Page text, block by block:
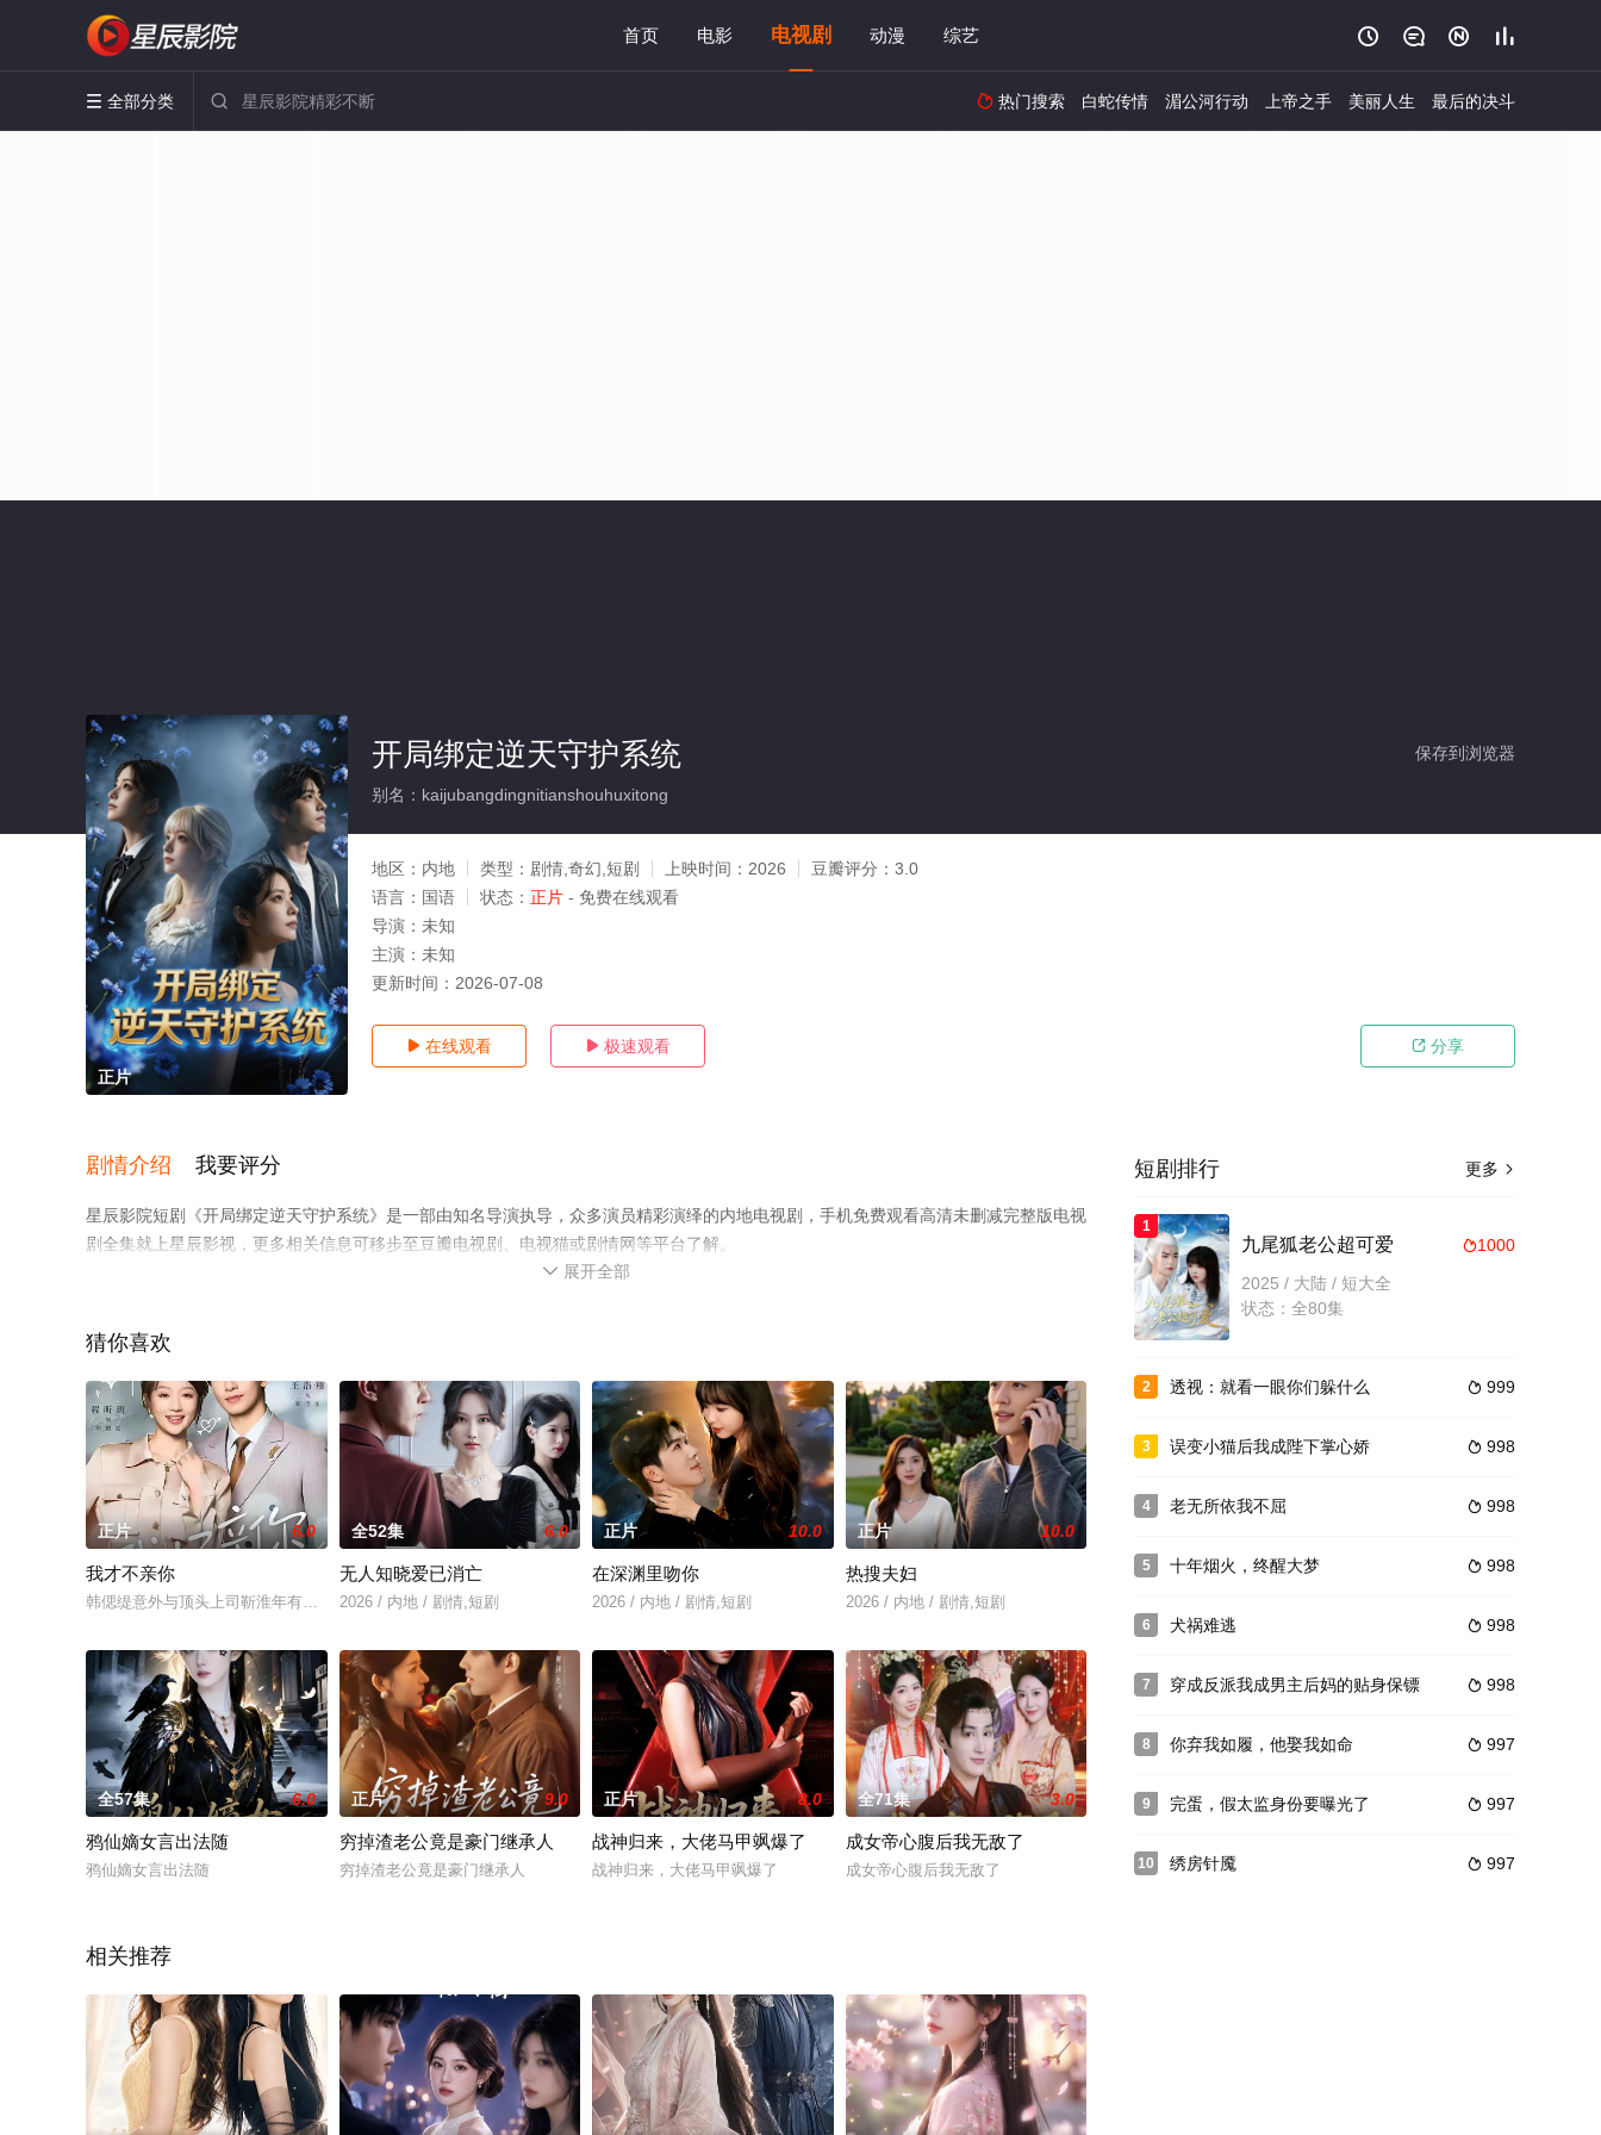
首页 电影 电视剧 动漫 综艺    
 全部分类   热门搜索 白蛇传情 湄公河行动 上帝之手 美丽人生 最后的决斗
正片
保存到浏览器
开局绑定逆天守护系统
别名：kaijubangdingnitianshouhuxitong
地区： 内地 类型： 剧情,奇幻,短剧 上映时间： 2026 豆瓣评分： 3.0
语言： 国语 状态： 正片 - 免费在线观看
导演： 未知
主演： 未知
更新时间： 2026-07-08
 在线观看  极速观看  分享
剧情介绍 我要评分
星辰影院短剧《开局绑定逆天守护系统》是一部由知名导演执导，众多演员精彩演绎的内地电视剧，手机免费观看高清未删减完整版电视
剧全集就上星辰影视，更多相关信息可移步至豆瓣电视剧、电视猫或剧情网等平台了解。
 展开全部
猜你喜欢
正片 6.0
我才不亲你
韩偲缇意外与顶头上司靳淮年有了秘密情人关系，身为总裁秘书的她，一边应对公司流言与靳淮年的相亲对象，一边还要瞒着双方家人。在闺蜜靳意的助攻与家庭阻力的考验下，两人
全52集 6.0
无人知晓爱已消亡
2026 / 内地 / 剧情,短剧
正片 10.0
在深渊里吻你
2026 / 内地 / 剧情,短剧
正片 10.0
热搜夫妇
2026 / 内地 / 剧情,短剧
全57集 6.0
鸦仙嫡女言出法随
鸦仙嫡女言出法随
正片 9.0
穷掉渣老公竟是豪门继承人
穷掉渣老公竟是豪门继承人
正片 8.0
战神归来，大佬马甲飒爆了
战神归来，大佬马甲飒爆了
全71集 3.0
成女帝心腹后我无敌了
成女帝心腹后我无敌了
相关推荐
更多 
短剧排行
1
1000
九尾狐老公超可爱
2025 / 大陆 / 短大全
状态：全80集
2  999
透视：就看一眼你们躲什么
3  998
误变小猫后我成陛下掌心娇
4  998
老无所依我不屈
5  998
十年烟火，终醒大梦
6  998
犬祸难逃
7  998
穿成反派我成男主后妈的贴身保镖
8  997
你弃我如履，他娶我如命
9  997
完蛋，假太监身份要曝光了
10  997
绣房针魇